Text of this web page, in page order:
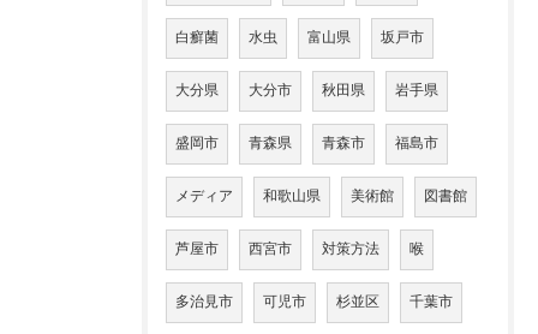
白癬菌 水虫 富山県 坂戸市
大分県 大分市 秋田県 岩手県
盛岡市 青森県 青森市 福島市
メディア 和歌山県 美術館 図書館
芦屋市 西宮市 対策方法 喉
多治見市 可児市 杉並区 千葉市